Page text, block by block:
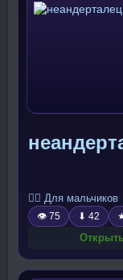
🧍‍♂️ Для мальчиков
👁 75 ⬇ 42